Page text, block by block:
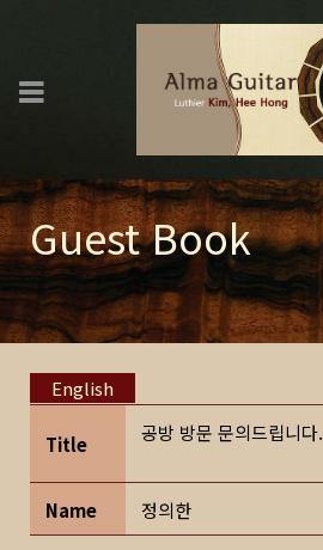
Guest Book
English
Title
공방 방문 문의드립니다.
Name 정의한